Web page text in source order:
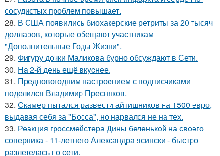
сосудистых проблем повышает.
28. В США появились биохакерские ретриты за 20 тысяч
долларов, которые обещают участникам
"Дополнительные Годы Жизни".
29. Фигуру дочки Маликова бурно обсуждают в Сети.
30. Ha 2-й день ещё вкycнее.
31. Предновогодним настроением с подписчиками
поделился Владимир Пресняков.
32. Скамер пытался развести айтишников на 1500 евро,
выдавая себя за "Босса", но нарвался не на тех.
33. Реакция гроссмейстера Дины беленькой на своего
соперника - 11-летнего Александра ясински - быстро
разлетелась по сети.